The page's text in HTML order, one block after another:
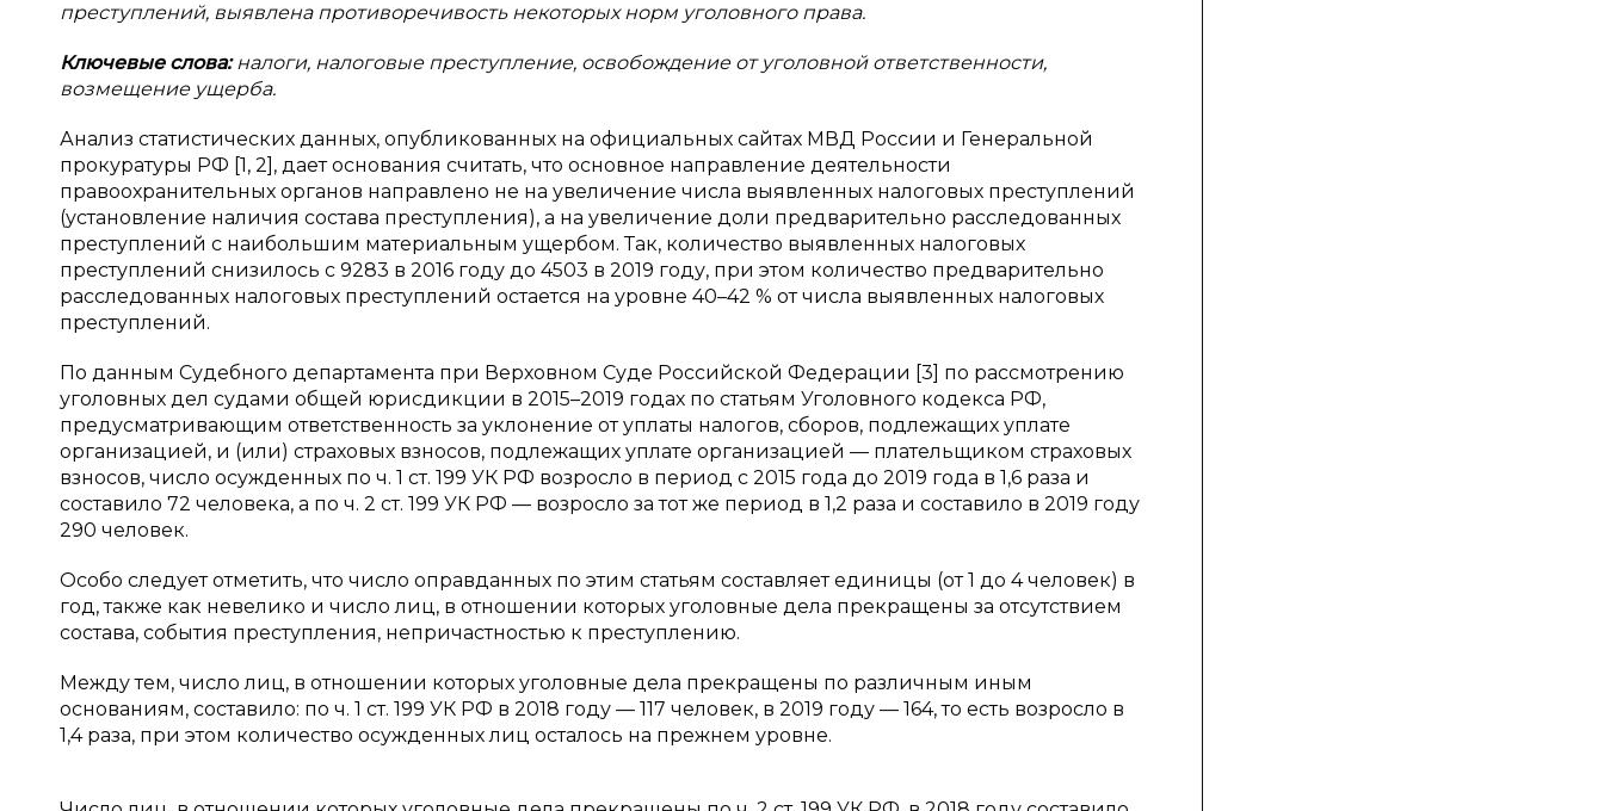
преступлений, выявлена противоречивость некоторых норм уголовного права.
Ключевые слова:налоги, налоговые преступление, освобождение от уголовной ответственности,
возмещение ущерба.
Анализ статистических данных, опубликованных на официальных сайтах МВД России и Генеральной
прокуратуры РФ [1, 2], дает основания считать, что основное направление деятельности
правоохранительных органов направлено не на увеличение числа выявленных налоговых преступлений
(установление наличия состава преступления), а на увеличение доли предварительно расследованных
преступлений с наибольшим материальным ущербом. Так, количество выявленных налоговых
преступлений снизилось с 9283 в 2016 году до 4503 в 2019 году, при этом количество предварительно
расследованных налоговых преступлений остается на уровне 40–42 % от числа выявленных налоговых
преступлений.
По данным Судебного департамента при Верховном Суде Российской Федерации [3] по рассмотрению
уголовных дел судами общей юрисдикции в 2015–2019 годах по статьям Уголовного кодекса РФ,
предусматривающим ответственность за уклонение от уплаты налогов, сборов, подлежащих уплате
организацией, и (или) страховых взносов, подлежащих уплате организацией — плательщиком страховых
взносов, число осужденных по ч. 1 ст. 199 УК РФ возросло в период с 2015 года до 2019 года в 1,6 раза и
составило 72 человека, а по ч. 2 ст. 199 УК РФ — возросло за тот же период в 1,2 раза и составило в 2019 году
290 человек.
Особо следует отметить, что число оправданных по этим статьям составляет единицы (от 1 до 4 человек) в
год, также как невелико и число лиц, в отношении которых уголовные дела прекращены за отсутствием
состава, события преступления, непричастностью к преступлению.
Между тем, число лиц, в отношении которых уголовные дела прекращены по различным иным
основаниям, составило: по ч. 1 ст. 199 УК РФ в 2018 году — 117 человек, в 2019 году — 164, то есть возросло в
1,4 раза, при этом количество осужденных лиц осталось на прежнем уровне.